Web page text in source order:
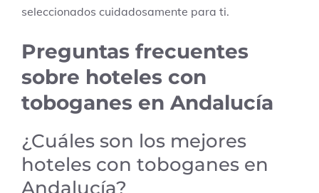
seleccionados cuidadosamente para ti.
Preguntas frecuentes
sobre hoteles con
toboganes en Andalucía
¿Cuáles son los mejores
hoteles con toboganes en
Andalucía?